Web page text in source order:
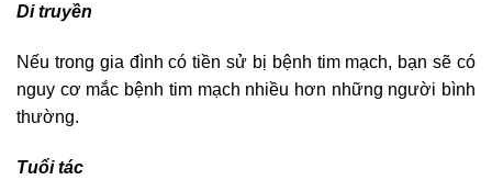
Di truyền
Nếu trong gia đình có tiền sử bị bệnh tim mạch, bạn sẽ có
nguy cơ mắc bệnh tim mạch nhiều hơn những người bình
thường.
Tuổi tác